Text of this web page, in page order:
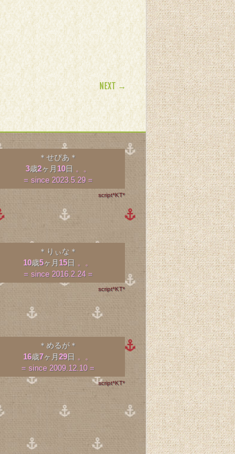
NEXT →
＊せぴあ＊
3歳2ヶ月 10日 。。
= since 2023.5.29 =
script*KT*
＊りぃな＊
10歳5ヶ月 15日 。。
= since 2016.2.24 =
script*KT*
＊めるが＊
16歳7ヶ月29日 。。
= since 2009.12.10 =
script*KT*